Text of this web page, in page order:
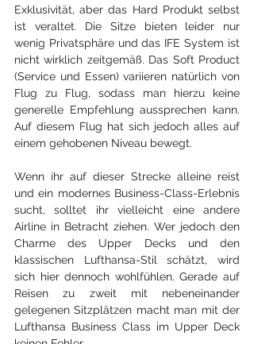
Exklusivität, aber das Hard Produkt selbst
ist veraltet. Die Sitze bieten leider nur
wenig Privatsphäre und das IFE System ist
nicht wirklich zeitgemäß. Das Soft Product
(Service und Essen) variieren natürlich von
Flug zu Flug, sodass man hierzu keine
generelle Empfehlung aussprechen kann.
Auf diesem Flug hat sich jedoch alles auf
einem gehobenen Niveau bewegt.
Wenn ihr auf dieser Strecke alleine reist
und ein modernes Business-Class-Erlebnis
sucht, solltet ihr vielleicht eine andere
Airline in Betracht ziehen. Wer jedoch den
Charme des Upper Decks und den
klassischen Lufthansa-Stil schätzt, wird
sich hier dennoch wohlfühlen. Gerade auf
Reisen zu zweit mit nebeneinander
gelegenen Sitzplätzen macht man mit der
Lufthansa Business Class im Upper Deck